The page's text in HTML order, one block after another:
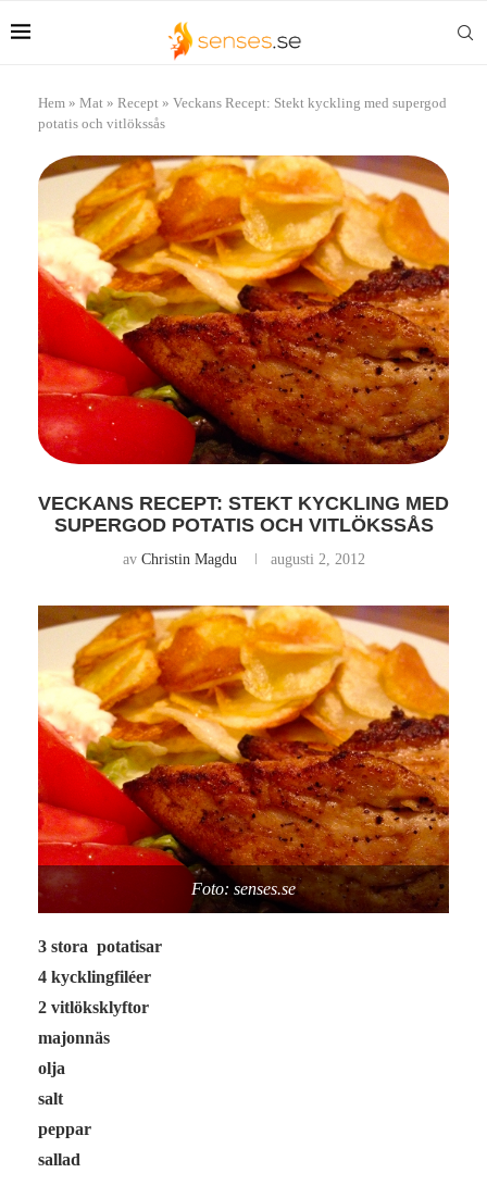
Hem » Mat » Recept » Veckans Recept: Stekt kyckling med supergod
potatis och vitlökssås
VECKANS RECEPT: STEKT KYCKLING MED
SUPERGOD POTATIS OCH VITLÖKSSÅS
av Christin Magdu augusti 2, 2012
Foto: senses.se
3 stora potatisar
4 kycklingfiléer
2 vitlöksklyftor
majonnäs
olja
salt
peppar
sallad